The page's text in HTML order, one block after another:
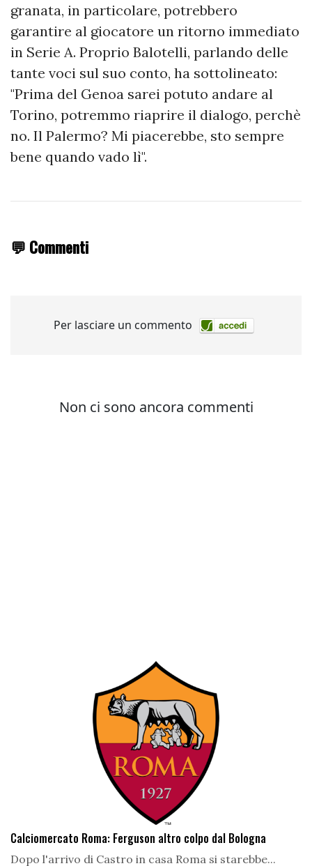
granata, in particolare, potrebbero
garantire al giocatore un ritorno immediato
in Serie A. Proprio Balotelli, parlando delle
tante voci sul suo conto, ha sottolineato:
"Prima del Genoa sarei potuto andare al
Torino, potremmo riaprire il dialogo, perchè
no. Il Palermo? Mi piacerebbe, sto sempre
bene quando vado lì".
💬 Commenti
Calciomercato Roma: Ferguson altro colpo dal Bologna
Dopo l'arrivo di Castro in casa Roma si starebbe...